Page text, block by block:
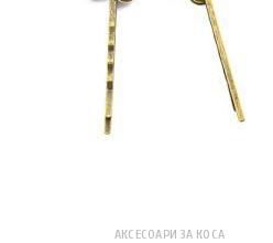
АКСЕСОАРИ ЗА КОСА